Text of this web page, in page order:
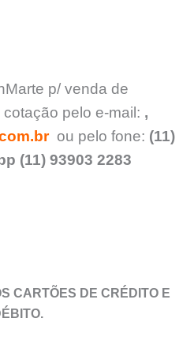
p/ venda de
pelo e-mail: ,
ou pelo fone: (11)
(11) 93903 2283
CARTÕES DE CRÉDITO E